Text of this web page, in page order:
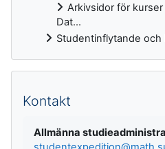
Arkivsidor för
Dat...
Studentinflytande och
Kontakt
Allmänna